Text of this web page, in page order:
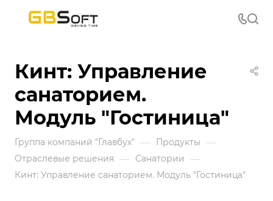
Кинт: Управление
санаторием.
Модуль "Гостиница"
Группа компаний "Главбух" — Продукты —
Отраслевые решения — Санатории —
Кинт: Управление санаторием. Модуль "Гостиница"